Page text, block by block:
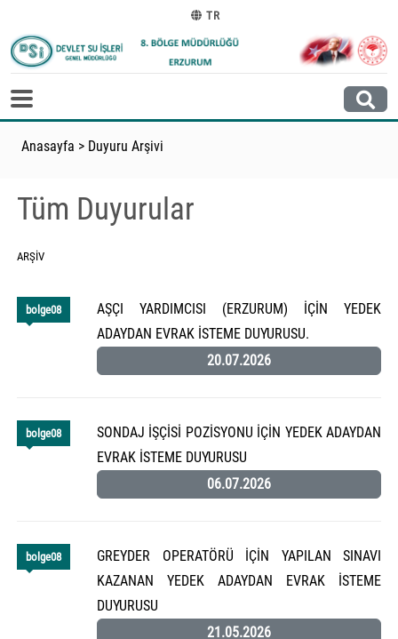
TR
Anasayfa > Duyuru Arşivi
Tüm Duyurular
ARŞIV
bolge08
AŞÇI YARDIMCISI (ERZURUM) İÇİN YEDEK
ADAYDAN EVRAK İSTEME DUYURUSU.
20.07.2026
bolge08
SONDAJ İŞÇİSİ POZİSYONU İÇİN YEDEK ADAYDAN
EVRAK İSTEME DUYURUSU
06.07.2026
bolge08
GREYDER OPERATÖRÜ İÇİN YAPILAN SINAVI
KAZANAN YEDEK ADAYDAN EVRAK İSTEME
DUYURUSU
21.05.2026